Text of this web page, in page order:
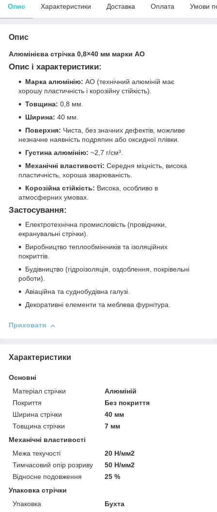
Опис Характеристики Доставка Оплата Умови
Опис
Алюмінієва стрічка 0,8×40 мм марки АО
Опис і характеристики:
Марка алюмінію: АО (технічний алюміній має
хорошу пластичність і корозійну стійкість).
Товщина: 0,8 мм.
Ширина: 40 мм.
Поверхня: Чиста, без значних дефектів, можливе
незначне наявність подряпин або оксидної плівки.
Густина алюмінію: ~2,7 г/см³.
Механічні властивості: Середня міцність, висока
пластичність, хороша зварюваність.
Корозійна стійкість: Висока, особливо в
атмосферних умовах.
Застосування:
Електротехнічна промисловість (провідники,
екранувальні стрічки).
Виробництво теплообмінників та ізоляційних
покриттів.
Будівництво (гідроізоляція, оздоблення, покрівельні
роботи).
Авіаційна та суднобудівна галузі.
Декоративні елементи та меблева фурнітура.
Приховати
Характеристики
Основні
Матеріал стрічки
Алюміній
Покриття
Без покриття
Ширина стрічки
40 мм
Товщина стрічки
7 мм
Механічні властивості
Межа текучості
20 Н/мм2
Тимчасовий опір розриву
50 Н/мм2
Відносне подовження
25 %
Упаковка стрічки
Упаковка
Бухта